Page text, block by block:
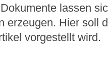
lassen
erzeugen. Hier soll
vorgestellt wird.